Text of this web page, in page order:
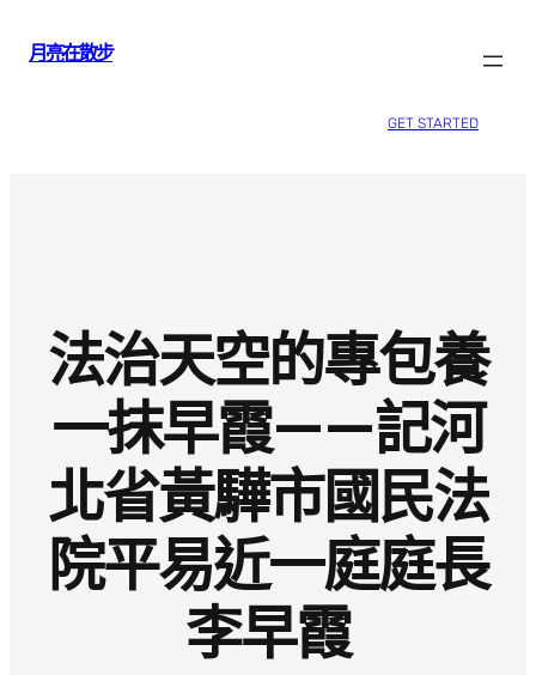
月亮在散步
GET STARTED
法治天空的專包養
一抹早霞——記河
北省黃驊市國民法
院平易近一庭庭長
李早霞